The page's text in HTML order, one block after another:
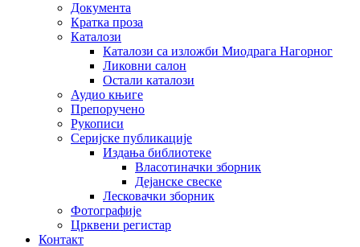
Документа
Кратка проза
Каталози
Каталози са изложби Миодрага Нагорног
Ликовни салон
Остали каталози
Аудио књиге
Препоручено
Рукописи
Серијске публикације
Издања библиотеке
Власотиначки зборник
Дејанске свеске
Лесковачки зборник
Фотографије
Црквени регистар
Контакт